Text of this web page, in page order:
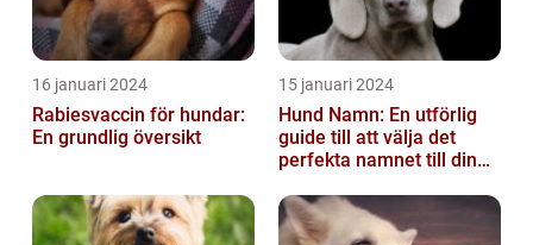
16 januari 2024
Rabiesvaccin för hundar:
En grundlig översikt
15 januari 2024
Hund Namn: En utförlig
guide till att välja det
perfekta namnet till din